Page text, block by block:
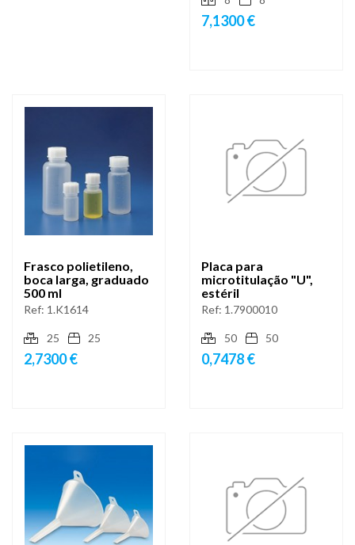
7,1300 €
Frasco polietileno,
boca larga, graduado
500 ml
Ref: 1.K1614
25 25
2,7300 €
Placa para
microtitulação "U",
estéril
Ref: 1.7900010
50 50
0,7478 €